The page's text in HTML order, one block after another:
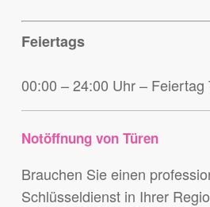
Feiertags
00:00 – 24:00 Uhr – Feiertag
Notöffnung von Türen
Brauchen Sie einen
Schlüsseldienst in Ihrer